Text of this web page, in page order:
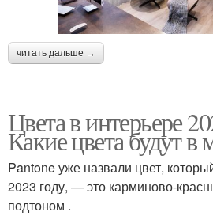
читать дальше →
Цвета в интерьере
Какие цвета будут в
Pantone уже назвали цвет,
2023 году, — это карминово-
подтоном .